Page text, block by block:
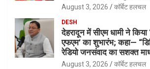
August 3, 2026 कॉर्बेट हलचल
DESH
देहरादून में सीएम धामी ने
एफएम’ का शुभारंभ; कहा—
रेडियो जनसंवाद का सशक्त
August 3, 2026 कॉर्बेट हलचल